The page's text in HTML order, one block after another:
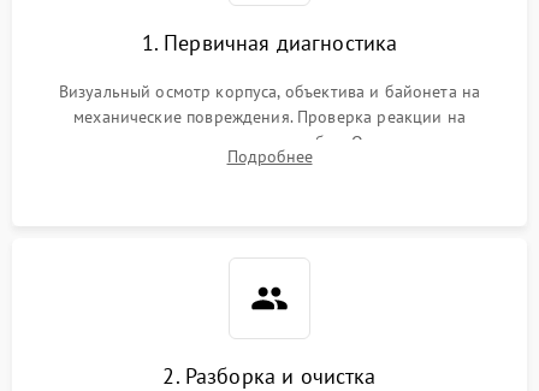
1. Первичная диагностика
Визуальный осмотр корпуса, объектива и байонета на
механические повреждения. Проверка реакции на
включение, считывание кодов ошибок. Оценка состояния
матрицы и затвора, проверка работы автофокуса и вспышки.
Подробнее
2. Разборка и очистка